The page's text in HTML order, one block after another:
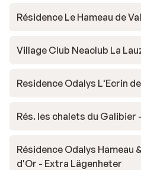
Résidence Le Hameau de
Village Club Neaclub La
Residence Odalys L'Ecrin
Rés. les chalets du Galibier
Résidence Odalys Hameau
d'Or - Extra Lägenheter